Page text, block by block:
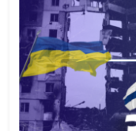
Русский
ՀԵՏԵՎԵՔ ՄԵԶ